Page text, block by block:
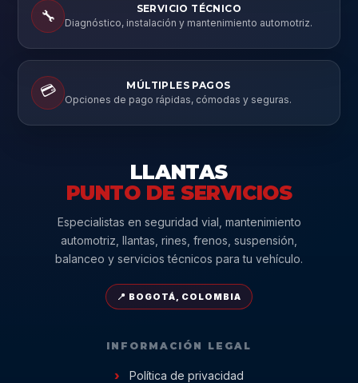
🔧
SERVICIO TÉCNICO
Diagnóstico, instalación y mantenimiento automotriz.
💳
MÚLTIPLES PAGOS
Opciones de pago rápidas, cómodas y seguras.
LLANTAS
PUNTO DE SERVICIOS
Especialistas en seguridad vial, mantenimiento
automotriz, llantas, rines, frenos, suspensión,
balanceo y servicios técnicos para tu vehículo.
📍 BOGOTÁ, COLOMBIA
INFORMACIÓN LEGAL
Política de privacidad